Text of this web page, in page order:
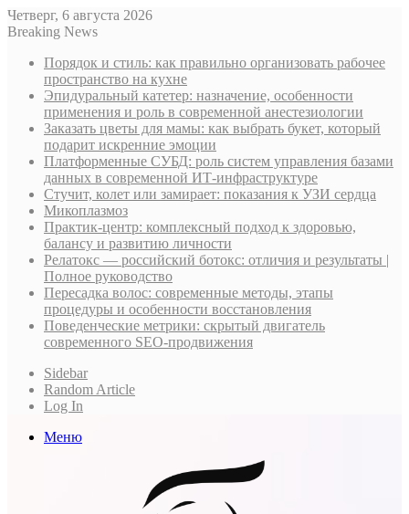
Четверг, 6 августа 2026
Breaking News
Порядок и стиль: как правильно организовать рабочее
пространство на кухне
Эпидуральный катетер: назначение, особенности
применения и роль в современной анестезиологии
Заказать цветы для мамы: как выбрать букет, который
подарит искренние эмоции
Платформенные СУБД: роль систем управления базами
данных в современной ИТ-инфраструктуре
Стучит, колет или замирает: показания к УЗИ сердца
Микоплазмоз
Практик-центр: комплексный подход к здоровью,
балансу и развитию личности
Релатокс — российский ботокс: отличия и результаты |
Полное руководство
Пересадка волос: современные методы, этапы
процедуры и особенности восстановления
Поведенческие метрики: скрытый двигатель
современного SEO-продвижения
Sidebar
Random Article
Log In
Меню